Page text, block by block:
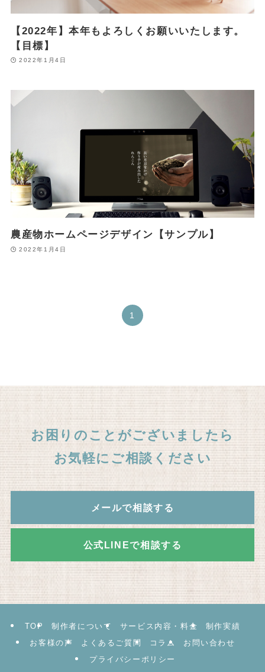
【2022年】本年もよろしくお願いいたします。
【目標】
2022年1月4日
農産物ホームページデザイン【サンプル】
2022年1月4日
1
お困りのことがございましたら
お気軽にご相談ください
メールで相談する
公式LINEで相談する
TOP 制作者について サービス内容・料金
制作実績
お客様の声
よくあるご質問 コラム
お問い合わせ
プライバシーポリシー